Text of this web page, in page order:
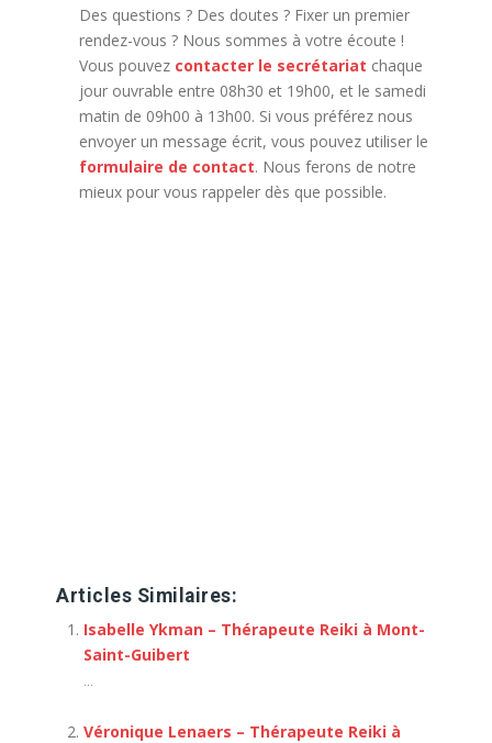
Des questions ? Des doutes ? Fixer un premier
rendez-vous ? Nous sommes à votre écoute !
Vous pouvez contacter le secrétariat chaque
jour ouvrable entre 08h30 et 19h00, et le samedi
matin de 09h00 à 13h00. Si vous préférez nous
envoyer un message écrit, vous pouvez utiliser le
formulaire de contact. Nous ferons de notre
mieux pour vous rappeler dès que possible.
Articles Similaires:
Isabelle Ykman – Thérapeute Reiki à Mont-
Saint-Guibert
...
Véronique Lenaers – Thérapeute Reiki à